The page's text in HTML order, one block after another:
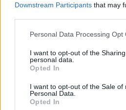
Downstream Participants that may
Please note that this website/app
not limited to your visit or usage
grant or deny consent to Google
use your data for below specified
consent section.
Personal Data Processing Opt
I want to opt-out of the
personal data.
Opted In
I want to opt-out of the Sale of
Personal Data.
Opted In
Fotó: Szécsi István / Velvet
Jön még